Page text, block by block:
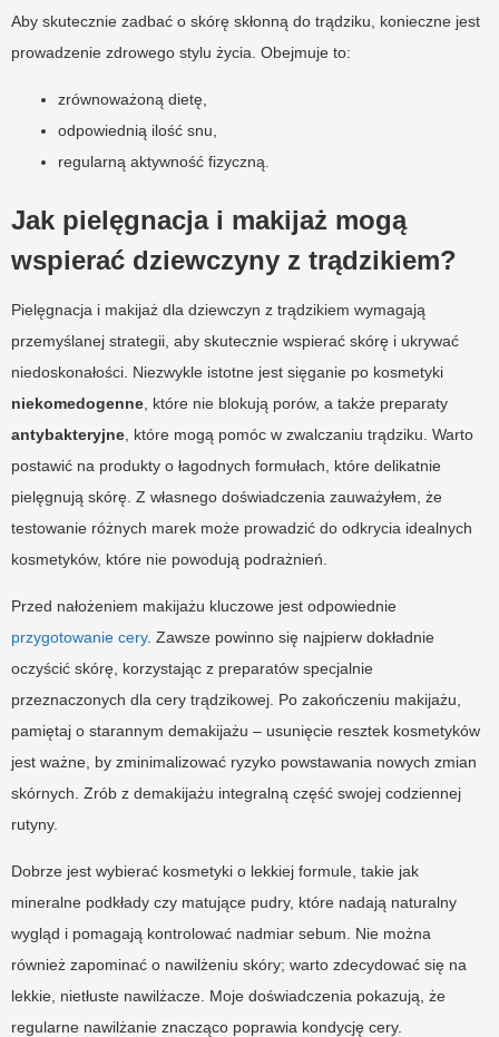
Aby skutecznie zadbać o skórę skłonną do trądziku, konieczne jest
prowadzenie zdrowego stylu życia. Obejmuje to:
zrównoważoną dietę,
odpowiednią ilość snu,
regularną aktywność fizyczną.
Jak pielęgnacja i makijaż mogą
wspierać dziewczyny z trądzikiem?
Pielęgnacja i makijaż dla dziewczyn z trądzikiem wymagają
przemyślanej strategii, aby skutecznie wspierać skórę i ukrywać
niedoskonałości. Niezwykle istotne jest sięganie po kosmetyki
niekomedogenne , które nie blokują porów, a także preparaty
antybakteryjne , które mogą pomóc w zwalczaniu trądziku. Warto
postawić na produkty o łagodnych formułach, które delikatnie
pielęgnują skórę. Z własnego doświadczenia zauważyłem, że
testowanie różnych marek może prowadzić do odkrycia idealnych
kosmetyków, które nie powodują podrażnień.
Przed nałożeniem makijażu kluczowe jest odpowiednie
przygotowanie cery. Zawsze powinno się najpierw dokładnie
oczyścić skórę, korzystając z preparatów specjalnie
przeznaczonych dla cery trądzikowej. Po zakończeniu makijażu,
pamiętaj o starannym demakijażu – usunięcie resztek kosmetyków
jest ważne, by zminimalizować ryzyko powstawania nowych zmian
skórnych. Zrób z demakijażu integralną część swojej codziennej
rutyny.
Dobrze jest wybierać kosmetyki o lekkiej formule, takie jak
mineralne podkłady czy matujące pudry, które nadają naturalny
wygląd i pomagają kontrolować nadmiar sebum. Nie można
również zapominać o nawilżeniu skóry; warto zdecydować się na
lekkie, nietłuste nawilżacze. Moje doświadczenia pokazują, że
regularne nawilżanie znacząco poprawia kondycję cery.